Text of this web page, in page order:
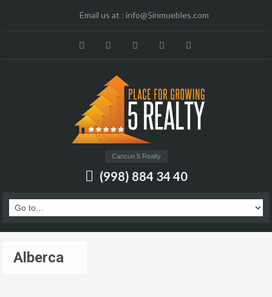
Email us at : info@5inmuebles.com
Cancun 5 Realty
(998) 884 34 40
Alberca